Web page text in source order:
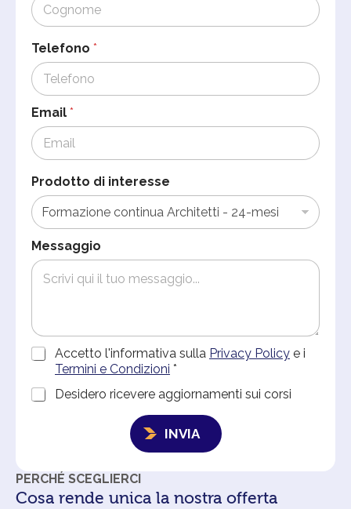
PERCHÉ SCEGLIERCI
Cosa rende unica la nostra offerta
Telefono *
Email *
Prodotto di interesse
Messaggio
A
e
i
o
n
Accetto l'informativa sulla Privacy Policy e i
Termini e Condizioni *
C
s
o
Desidero ricevere aggiornamenti sui corsi
e
a
INVIA